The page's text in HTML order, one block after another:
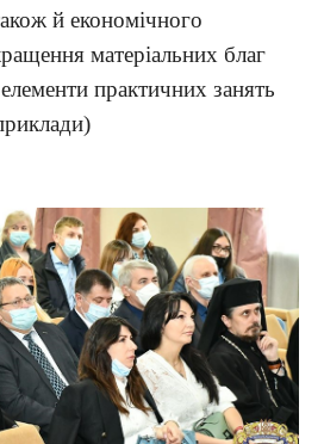
й економічного
матеріальних благ
практичних занять